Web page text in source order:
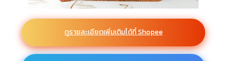
ดูรายละเอียดเพิ่มเติมได้ที่ Shopee